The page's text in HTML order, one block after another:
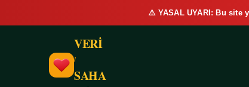
⚠️ YASAL UYARI: Bu site
VERİ
/
SAHA